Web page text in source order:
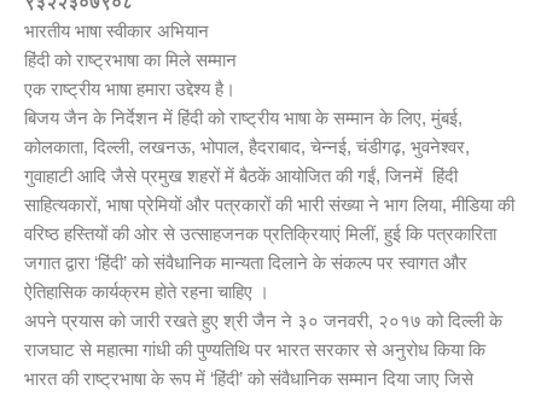
भारतीय भाषा स्वीकार अभियान
हिंदी को राष्ट्रभाषा का मिले सम्मान
एक राष्ट्रीय भाषा हमारा उद्देश्य है।
बिजय जैन के निर्देशन में हिंदी को राष्ट्रीय भाषा के सम्मान के लिए, मुंबई,
कोलकाता, दिल्ली, लखनऊ, भोपाल, हैदराबाद, चेन्नई, चंडीगढ़, भुवनेश्वर,
गुवाहाटी आदि जैसे प्रमुख शहरों में बैठकें आयोजित की गईं, जिनमें हिंदी
साहित्यकारों, भाषा प्रेमियों और पत्रकारों की भारी संख्या ने भाग लिया, मीडिया की
वरिष्ठ हस्तियों की ओर से उत्साहजनक प्रतिक्रियाएं मिलीं, हुई कि पत्रकारिता
जगात द्वारा ‘हिंदी’ को संवैधानिक मान्यता दिलाने के संकल्प पर स्वागत और
ऐतिहासिक कार्यक्रम होते रहना चाहिए ।
अपने प्रयास को जारी रखते हुए श्री जैन ने ३० जनवरी, २०१७ को दिल्ली के
राजघाट से महात्मा गांधी की पुण्यतिथि पर भारत सरकार से अनुरोध किया कि
भारत की राष्ट्रभाषा के रूप में ‘हिंदी’ को संवैधानिक सम्मान दिया जाए जिसे